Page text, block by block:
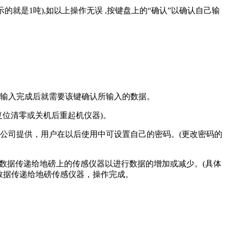
就是1吨),如以上操作无误 ,按键盘上的“确认”以确认自己输
完成后就需要该键确认所输入的数据。
清零或关机后重起机仪器)。
提供，用户在以后使用中可设置自己的密码。(更改密码的
传递给地磅上的传感仪器以进行数据的增加或减少。(具体
传递给地磅传感仪器，操作完成。